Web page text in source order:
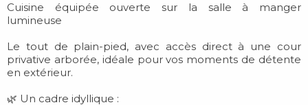
Cuisine équipée ouverte sur la salle à manger
lumineuse
Le tout de plain-pied, avec accès direct à une cour
privative arborée, idéale pour vos moments de détente
en extérieur.
🌿 Un cadre idyllique :